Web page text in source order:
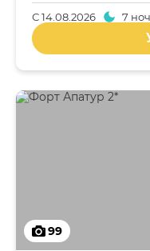
С14.08.2026 7
99